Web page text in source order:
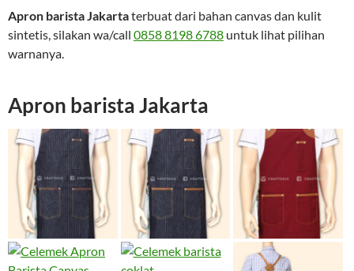
Apron barista Jakartaterbuat dari bahan canvas dan kulit
sintetis, silakan wa/call 0858 8198 6788 untuk lihat pilihan
warnanya.
Apron barista Jakarta